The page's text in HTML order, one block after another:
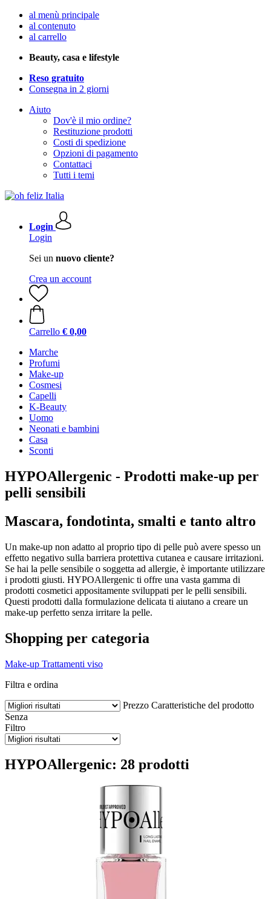
al menù principale
al contenuto
al carrello
Beauty, casa e lifestyle
Reso gratuito
Consegna in 2 giorni
Aiuto
Dov'è il mio ordine?
Restituzione prodotti
Costi di spedizione
Opzioni di pagamento
Contattaci
Tutti i temi
Login
Login
Sei un nuovo cliente?
Crea un account
Carrello € 0,00
Marche
Profumi
Make-up
Cosmesi
Capelli
K-Beauty
Uomo
Neonati e bambini
Casa
Sconti
HYPOAllergenic - Prodotti make-up per
pelli sensibili
Mascara, fondotinta, smalti e tanto altro
Un make-up non adatto al proprio tipo di pelle può avere spesso un
effetto negativo sulla barriera protettiva cutanea e causare irritazioni.
Se hai la pelle sensibile o soggetta ad allergie, è importante utilizzare
i prodotti giusti. HYPOAllergenic ti offre una vasta gamma di
prodotti cosmetici appositamente sviluppati per le pelli sensibili.
Questi prodotti dalla formulazione delicata ti aiutano a creare un
make-up perfetto senza irritare la pelle.
Shopping per categoria
Make-up Trattamenti viso
Filtra e ordina
Prezzo Caratteristiche del prodotto
Senza
Filtro
HYPOAllergenic: 28 prodotti